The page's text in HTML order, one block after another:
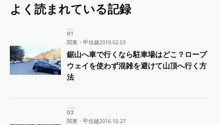
よく読まれている記録
関東・甲信越2019.02.03
鋸山へ車で行くなら駐車場はどこ？ロープ
ウェイを使わず混雑を避けて山頂へ行く方
法
関東・甲信越2016.10.27